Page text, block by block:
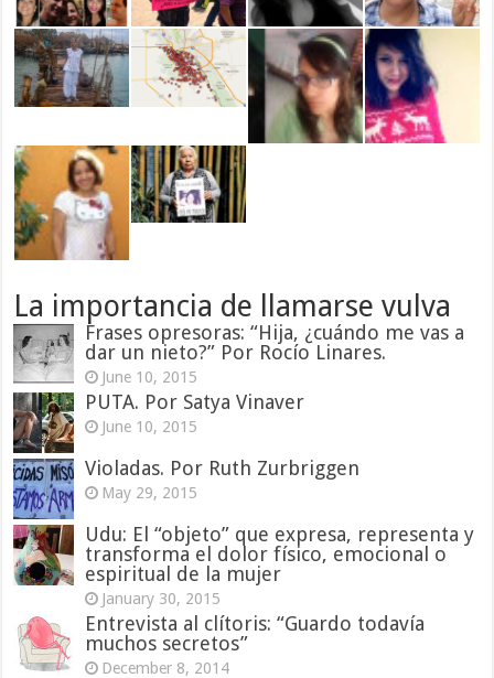
La importancia de llamarse vulva
Frases opresoras: “Hija, ¿cuándo me vas a
dar un nieto?” Por Rocío Linares.
June 10, 2015
PUTA. Por Satya Vinaver
June 10, 2015
Violadas. Por Ruth Zurbriggen
May 29, 2015
Udu: El “objeto” que expresa, representa y
transforma el dolor físico, emocional o
espiritual de la mujer
January 30, 2015
Entrevista al clítoris: “Guardo todavía
muchos secretos”
December 8, 2014